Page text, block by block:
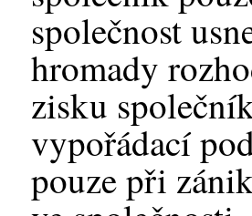
společnost
hromady
zisku
vypořádací
pouze při